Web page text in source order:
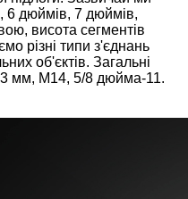
6 дюймів, 7 дюймів,
висота сегментів
різні типи з'єднань
об'єктів. Загальні
мм, M14, 5/8 дюйма-11.